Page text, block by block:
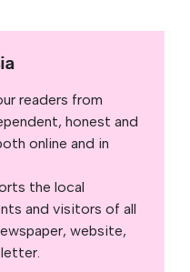
readers from
honest and
online and in
the local
and visitors of all
website,